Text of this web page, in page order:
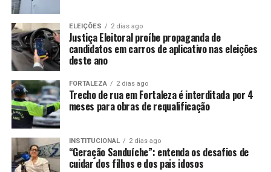
ELEIÇÕES 2 dias ago
Justiça Eleitoral proíbe propaganda de
candidatos em carros de aplicativo nas eleições
deste ano
FORTALEZA 2 dias ago
Trecho de rua em Fortaleza é interditada por 4
meses para obras de requalificação
INSTITUCIONAL 2 dias ago
“Geração Sanduíche”: entenda os desafios de
cuidar dos filhos e dos pais idosos